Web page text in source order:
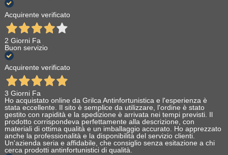
Acquirente verificato
2 Giorni Fa
Buon servizio
Acquirente verificato
3 Giorni Fa
Ho acquistato online da Grilca Antinfortunistica e l'esperienza è
stata eccellente. Il sito è semplice da utilizzare, l'ordine è stato
gestito con rapidità e la spedizione è arrivata nei tempi previsti. Il
prodotto corrispondeva perfettamente alla descrizione, con
materiali di ottima qualità e un imballaggio accurato. Ho apprezzato
anche la professionalità e la disponibilità del servizio clienti.
Un'azienda seria e affidabile, che consiglio senza esitazione a chi
cerca prodotti antinfortunistici di qualità.